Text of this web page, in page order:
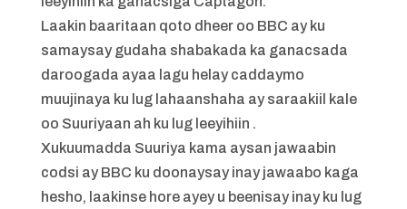
Laakin baaritaan qoto dheer oo BBC ay ku
samaysay gudaha shabakada ka ganacsada
daroogada ayaa lagu helay caddaymo
muujinaya ku lug lahaanshaha ay saraakiil kale
oo Suuriyaan ah ku lug leeyihiin .
Xukuumadda Suuriya kama aysan jawaabin
codsi ay BBC ku doonaysay inay jawaabo kaga
hesho, laakinse hore ayey u beenisay inay ku lug